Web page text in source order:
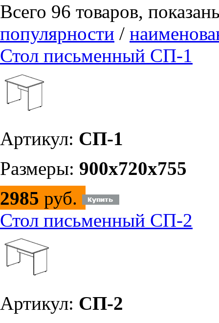
Всего 96 товаров,
популярности /
Стол письменный СП-1
Артикул: СП-1
Размеры: 900х720х755
2985 руб.
Стол письменный СП-2
Артикул: СП-2